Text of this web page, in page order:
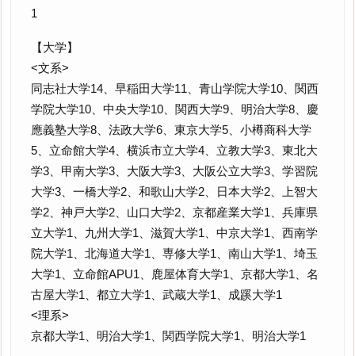
1
【大学】
<文系>
同志社大学14、早稲田大学11、青山学院大学10、関西
学院大学10、中央大学10、関西大学9、明治大学8、慶
應義塾大学8、法政大学6、東京大学5、小樽商科大学
5、立命館大学4、横浜市立大学4、立教大学3、東北大
学3、甲南大学3、大阪大学3、大阪公立大学3、学習院
大学3、一橋大学2、和歌山大学2、日本大学2、上智大
学2、神戸大学2、山口大学2、京都産業大学1、兵庫県
立大学1、九州大学1、滋賀大学1、中京大学1、西南学
院大学1、北海道大学1、専修大学1、南山大学1、埼玉
大学1、立命館APU1、鹿屋体育大学1、京都大学1、名
古屋大学1、都立大学1、武蔵大学1、成蹊大学1
<理系>
京都大学1、明治大学1、関西学院大学1、明治大学1